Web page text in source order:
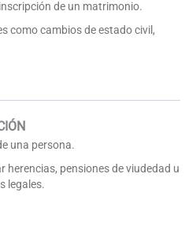
de un matrimonio.
como cambios de estado civil,
una persona.
herencias, pensiones de viudedad u
legales.